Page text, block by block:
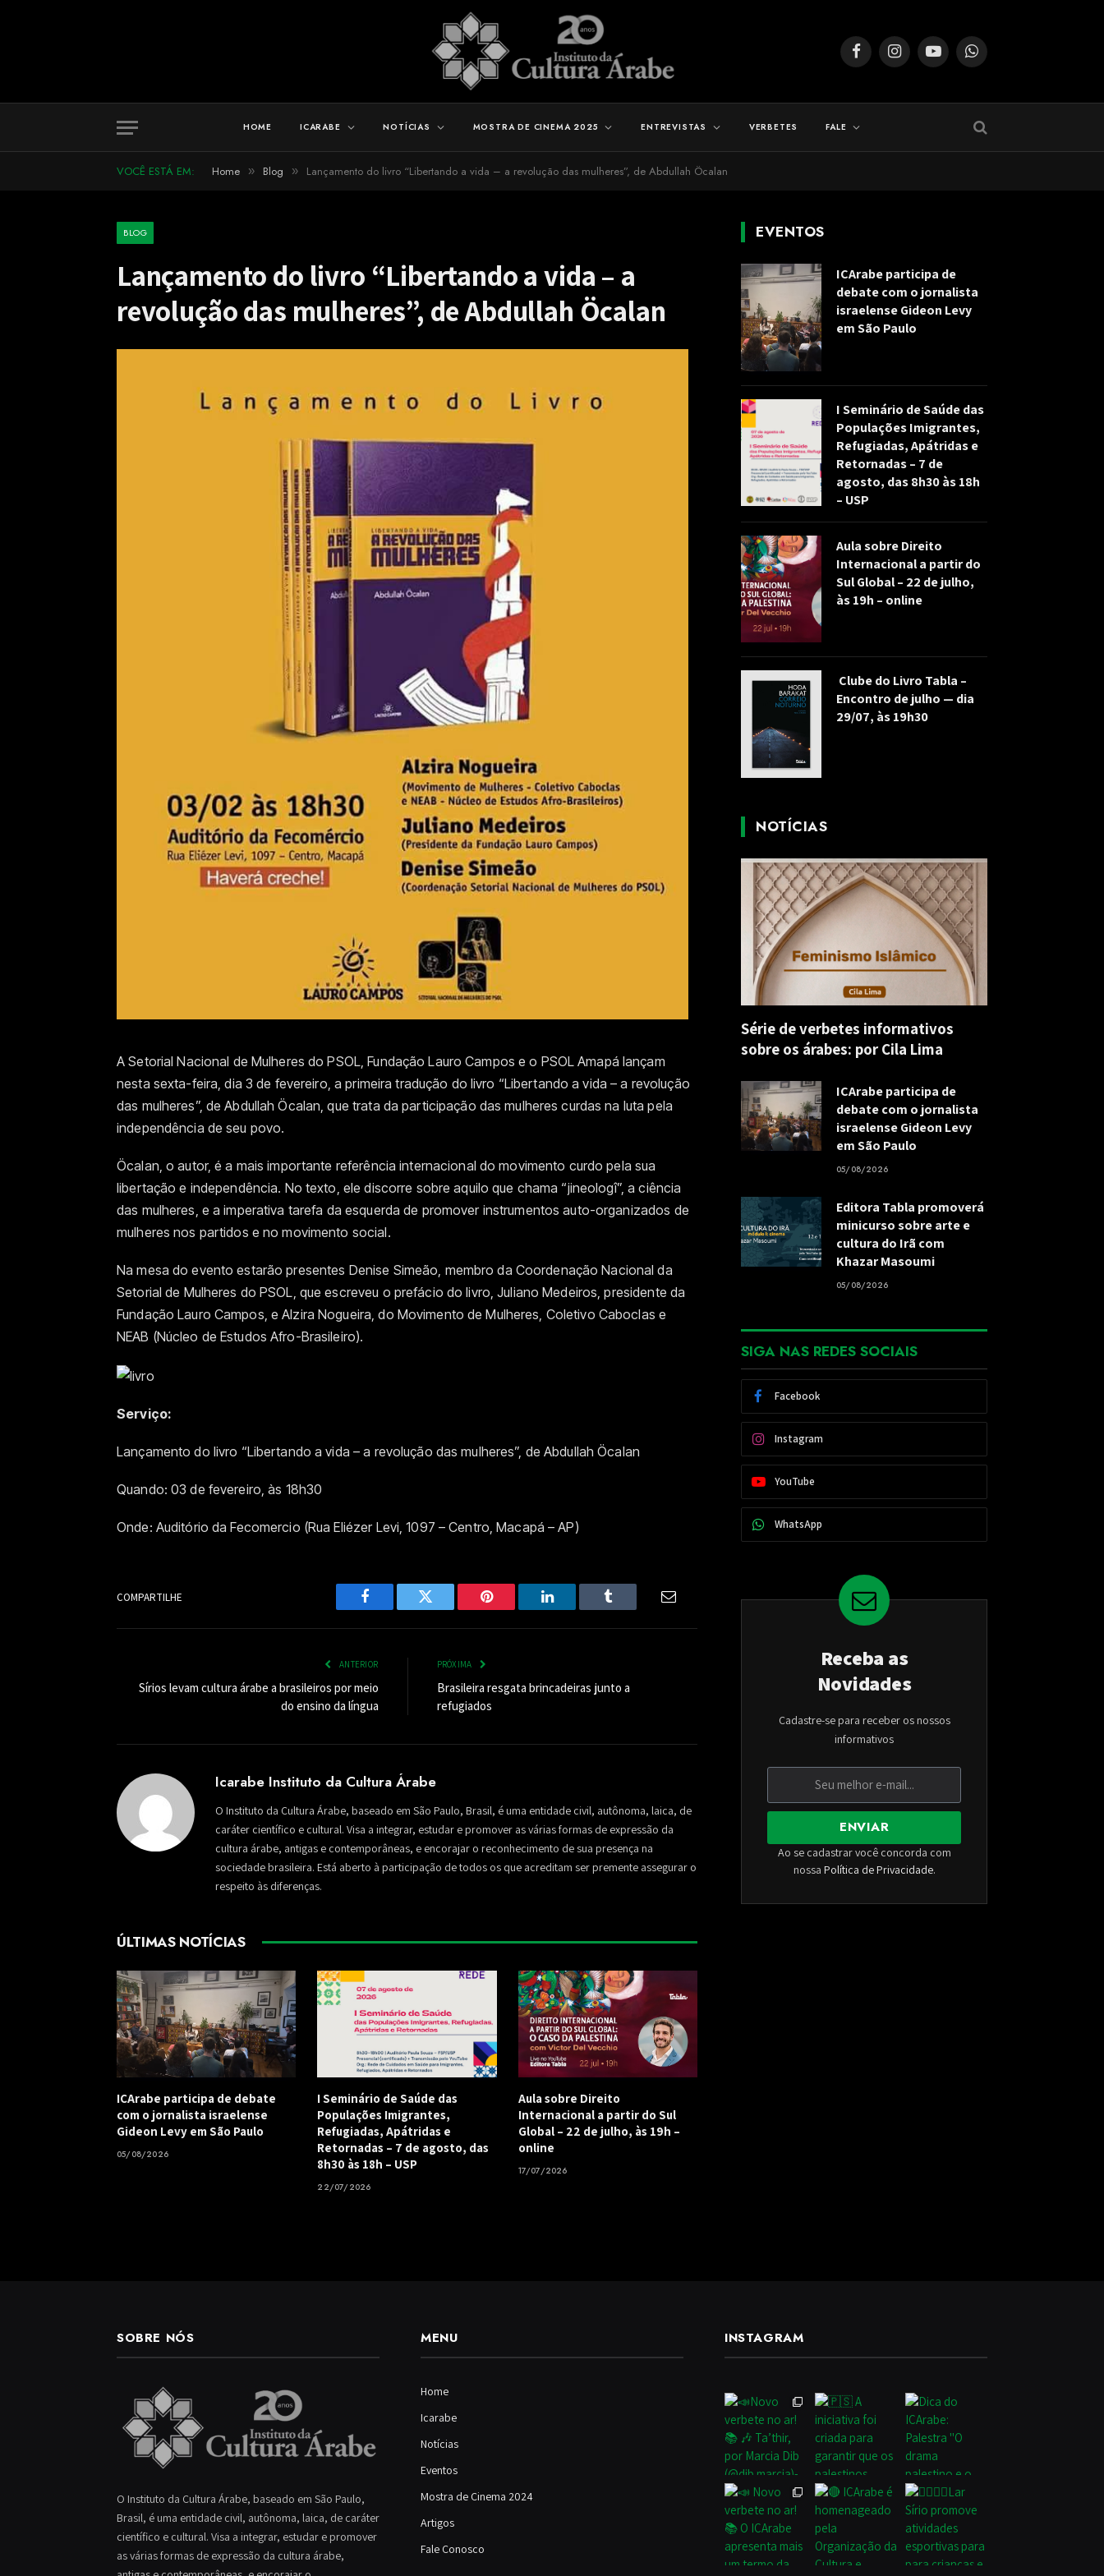
FacebookInstagramYouTubeWhatsApp
HOME ICARABE NOTÍCIAS MOSTRA DE CINEMA 2025 ENTREVISTAS VERBETES FALE
VOCÊ ESTÁ EM: Home » Blog » Lançamento do livro “Libertando a vida – a revolução das mulheres”, de Abdullah Öcalan
BLOG
Lançamento do livro “Libertando a vida – a
revolução das mulheres”, de Abdullah Öcalan
A Setorial Nacional de Mulheres do PSOL, Fundação Lauro Campos e o PSOL Amapá lançam
nesta sexta-feira, dia 3 de fevereiro, a primeira tradução do livro “Libertando a vida – a revolução
das mulheres”, de Abdullah Öcalan, que trata da participação das mulheres curdas na luta pela
independência de seu povo.
Öcalan, o autor, é a mais importante referência internacional do movimento curdo pela sua
libertação e independência. No texto, ele discorre sobre aquilo que chama “jineologî”, a ciência
das mulheres, e a imperativa tarefa da esquerda de promover instrumentos auto-organizados de
mulheres nos partidos e no movimento social.
Na mesa do evento estarão presentes Denise Simeão, membro da Coordenação Nacional da
Setorial de Mulheres do PSOL, que escreveu o prefácio do livro, Juliano Medeiros, presidente da
Fundação Lauro Campos, e Alzira Nogueira, do Movimento de Mulheres, Coletivo Caboclas e
NEAB (Núcleo de Estudos Afro-Brasileiro).
Serviço:
Lançamento do livro “Libertando a vida – a revolução das mulheres”, de Abdullah Öcalan
Quando: 03 de fevereiro, às 18h30
Onde: Auditório da Fecomercio (Rua Eliézer Levi, 1097 – Centro, Macapá – AP)
COMPARTILHE
Facebook Twitter Pinterest LinkedIn Tumblr
ANTERIOR
Sírios levam cultura árabe a brasileiros por meio
do ensino da língua
PRÓXIMA
Brasileira resgata brincadeiras junto a
refugiados
Icarabe Instituto da Cultura Árabe
O Instituto da Cultura Árabe, baseado em São Paulo, Brasil, é uma entidade civil, autônoma, laica, de
caráter científico e cultural. Visa a integrar, estudar e promover as várias formas de expressão da
cultura árabe, antigas e contemporâneas, e encorajar o reconhecimento de sua presença na
sociedade brasileira. Está aberto à participação de todos os que acreditam ser premente assegurar o
respeito às diferenças.
ÚLTIMAS NOTÍCIAS
ICArabe participa de debate
com o jornalista israelense
Gideon Levy em São Paulo
05/08/2026
I Seminário de Saúde das
Populações Imigrantes,
Refugiadas, Apátridas e
Retornadas – 7 de agosto, das
8h30 às 18h – USP
22/07/2026
Aula sobre Direito
Internacional a partir do Sul
Global – 22 de julho, às 19h –
online
17/07/2026
EVENTOS
ICArabe participa de
debate com o jornalista
israelense Gideon Levy
em São Paulo
I Seminário de Saúde das
Populações Imigrantes,
Refugiadas, Apátridas e
Retornadas – 7 de
agosto, das 8h30 às 18h
– USP
Aula sobre Direito
Internacional a partir do
Sul Global – 22 de julho,
às 19h – online
Clube do Livro Tabla –
Encontro de julho — dia
29/07, às 19h30
NOTÍCIAS
Série de verbetes informativos
sobre os árabes: por Cila Lima
ICArabe participa de
debate com o jornalista
israelense Gideon Levy
em São Paulo
05/08/2026
Editora Tabla promoverá
minicurso sobre arte e
cultura do Irã com
Khazar Masoumi
05/08/2026
SIGA NAS REDES SOCIAIS
Facebook
Instagram
YouTube
WhatsApp
Receba as
Novidades
Cadastre-se para receber os nossos
informativos
ENVIAR
Ao se cadastrar você concorda com
nossa Política de Privacidade.
SOBRE NÓS
O Instituto da Cultura Árabe, baseado em São Paulo,
Brasil, é uma entidade civil, autônoma, laica, de caráter
científico e cultural. Visa a integrar, estudar e promover
as várias formas de expressão da cultura árabe,
MENU
Home
Icarabe
Notícias
Eventos
Mostra de Cinema 2024
Artigos
Fale Conosco
INSTAGRAM